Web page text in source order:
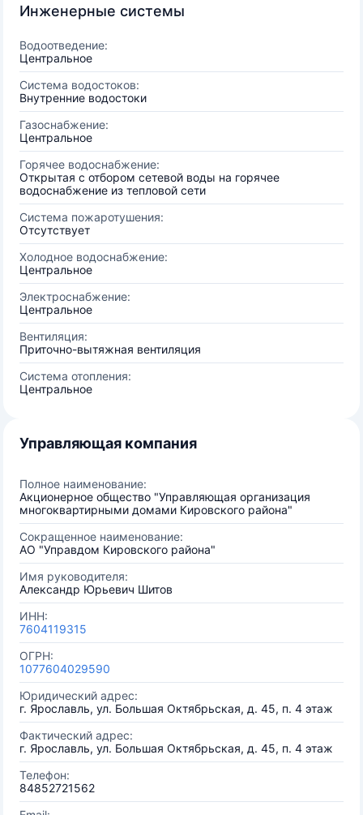
Инженерные системы
Водоотведение:
Центральное
Система водостоков:
Внутренние водостоки
Газоснабжение:
Центральное
Горячее водоснабжение:
Открытая с отбором сетевой воды на горячее
водоснабжение из тепловой сети
Система пожаротушения:
Отсутствует
Холодное водоснабжение:
Центральное
Электроснабжение:
Центральное
Вентиляция:
Приточно-вытяжная вентиляция
Система отопления:
Центральное
Управляющая компания
Полное наименование:
Акционерное общество "Управляющая организация
многоквартирными домами Кировского района"
Сокращенное наименование:
АО "Управдом Кировского района"
Имя руководителя:
Александр Юрьевич Шитов
ИНН:
7604119315
ОГРН:
1077604029590
Юридический адрес:
г. Ярославль, ул. Большая Октябрьская, д. 45, п. 4 этаж
Фактический адрес:
г. Ярославль, ул. Большая Октябрьская, д. 45, п. 4 этаж
Телефон:
84852721562